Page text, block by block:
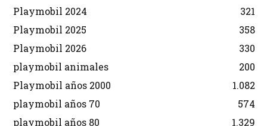
Playmobil 2024
321
Playmobil 2025
358
Playmobil 2026
330
playmobil animales
200
Playmobil años 2000
1.082
playmobil años 70
574
playmobil años 80
1.329